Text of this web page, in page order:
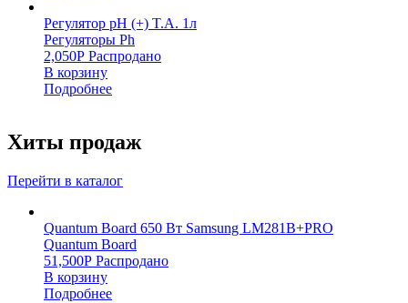
Регулятор pH (+) T.A. 1л
Регуляторы Ph
2,050Р Распродано
В корзину
Подробнее
Хиты продаж
Перейти в каталог
Quantum Board 650 Вт Samsung LM281B+PRO
Quantum Board
51,500Р Распродано
В корзину
Подробнее